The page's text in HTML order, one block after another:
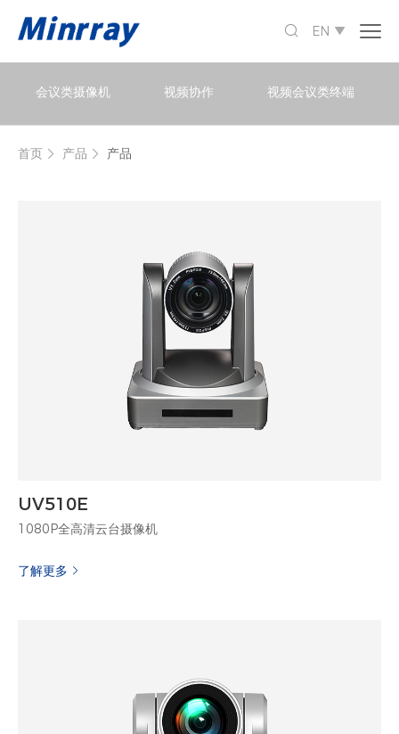
 EN 
会议类摄像机 视频协作 视频会议类终端
首页  产品  产品
UV510E
1080P全高清云台摄像机
了解更多